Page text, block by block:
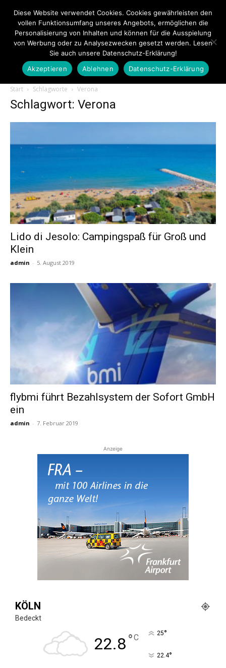
Touristiknews.de
und
Start Schlagworte Verona
Schlagwort: Verona
Lido di Jesolo: Campingspaß für Groß und
Klein
admin - 5. August 2019
flybmi führt Bezahlsystem der Sofort GmbH
ein
admin - 7. Februar 2019
Anzeige
KÖLN
Bedeckt
22.8°C 25°
22.4°
Diese Website verwendet Cookies. Cookies gewährleisten den
vollen Funktionsumfang unseres Angebots, ermöglichen die
Personalisierung von Inhalten und können für die Ausspielung
von Werbung oder zu Analysezwecken gesetzt werden. Lesen
Sie auch unsere Datenschutz-Erklärung!
Akzeptieren
Ablehnen Datenschutz-Erklärung